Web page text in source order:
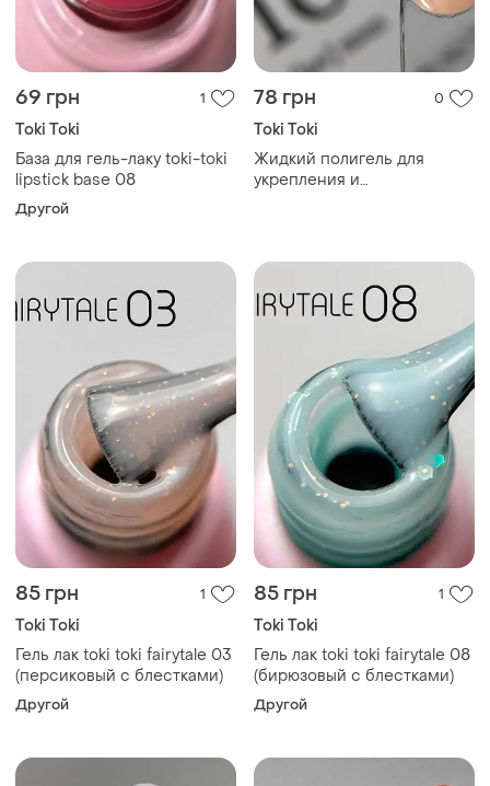
69 грн 1
Toki Toki
База для гель-лаку toki-toki
lipstick base 08
Другой
78 грн 0
Toki Toki
Жидкий полигель для
укрепления и
85 грн 1
Toki Toki
Гель лак toki toki fairytale 03
(персиковый с блестками)
Другой
85 грн 1
Toki Toki
Гель лак toki toki fairytale 08
(бирюзовый с блестками)
Другой